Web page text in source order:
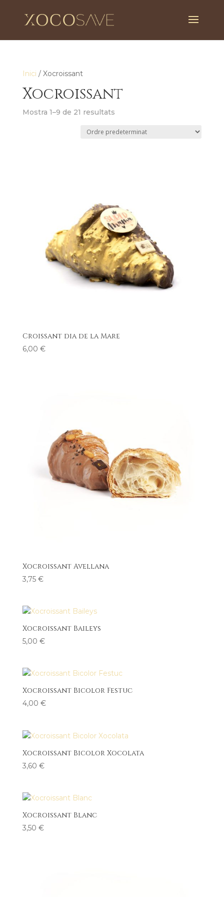
Inici / Xocroissant
Xocroissant
Mostra 1–9 de 21 resultats
Croissant dia de la Mare
6,00 €
Xocroissant Avellana
3,75 €
Xocroissant Baileys
5,00 €
Xocroissant Bicolor Festuc
4,00 €
Xocroissant Bicolor Xocolata
3,60 €
Xocroissant Blanc
3,50 €